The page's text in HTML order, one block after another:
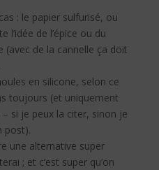
: le papier sulfurisé, ou
l’idée de l’épice ou du
(avec de la cannelle ça doit
en silicone, selon ce
toujours (et uniquement
si je peux la citer, sinon je
post).
une alternative super
; et c’est super qu’on